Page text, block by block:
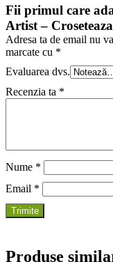
Fii primul care
Artist –
Adresa ta de email nu
marcate cu *
Evaluarea dvs.
Recenzia ta *
Nume *
Email *
Produse